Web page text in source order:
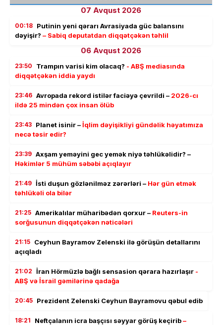
07 Avqust 2026
00:18 Putinin yeni qərarı Avrasiyada güc balansını
dəyişir? – Sabiq deputatdan diqqətçəkən təhlil
06 Avqust 2026
23:50 Trampın varisi kim olacaq? - ABŞ mediasında
diqqətçəkən iddia yaydı
23:46 Avropada rekord istilər faciəyə çevrildi – 2026-cı
ildə 25 mindən çox insan ölüb
23:43 Planet isinir –İqlim dəyişikliyi gündəlik həyatımıza
necə təsir edir?
23:39 Axşam yeməyini gec yemək niyə təhlükəlidir? –
Həkimlər 5 mühüm səbəbi açıqlayır
21:49 İsti duşun gözlənilməz zərərləri – Hər gün etmək
təhlükəli ola bilər
21:25 Amerikalılar müharibədən qorxur – Reuters-in
sorğusunun diqqətçəkən nəticələri
21:15 Ceyhun Bayramov Zelenski ilə görüşün detallarını
açıqladı
21:02 İran Hörmüzlə bağlı sensasion qərara hazırlaşır -
ABŞ və İsrail gəmilərinə qadağa
20:45 Prezident Zelenski Ceyhun Bayramovu qəbul edib
18:21 Neftçalanın icra başçısı səyyar görüş keçirib–